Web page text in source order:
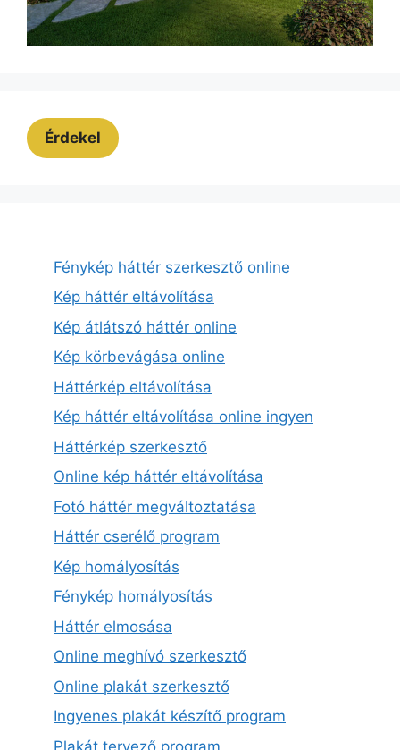
Érdekel
Fénykép háttér szerkesztő online
Kép háttér eltávolítása
Kép átlátszó háttér online
Kép körbevágása online
Háttérkép eltávolítása
Kép háttér eltávolítása online ingyen
Háttérkép szerkesztő
Online kép háttér eltávolítása
Fotó háttér megváltoztatása
Háttér cserélő program
Kép homályosítás
Fénykép homályosítás
Háttér elmosása
Online meghívó szerkesztő
Online plakát szerkesztő
Ingyenes plakát készítő program
Plakát tervező program